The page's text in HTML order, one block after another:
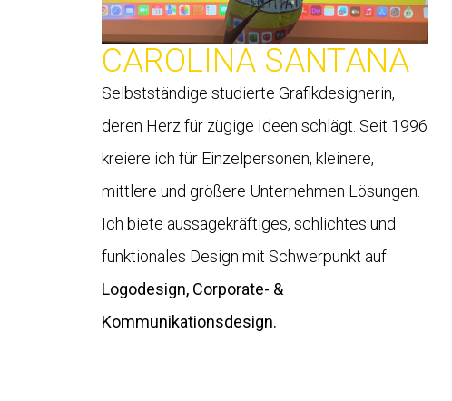
CAROLINA SANTANA
Selbstständige studierte Grafikdesignerin,
deren Herz für zügige Ideen schlägt. Seit 1996
kreiere ich für Einzelpersonen, kleinere,
mittlere und größere Unternehmen Lösungen.
Ich biete aussagekräftiges, schlichtes und
funktionales Design mit Schwerpunkt auf:
Logodesign, Corporate- &
Kommunikationsdesign.